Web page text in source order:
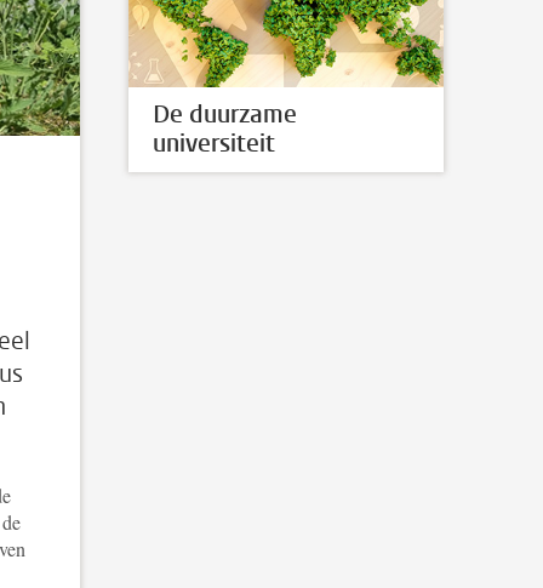
De duurzame
universiteit